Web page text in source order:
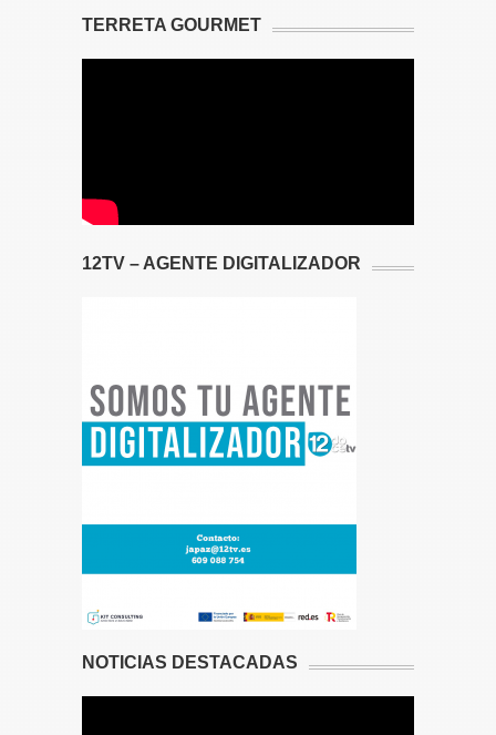
TERRETA GOURMET
12TV – AGENTE DIGITALIZADOR
NOTICIAS DESTACADAS